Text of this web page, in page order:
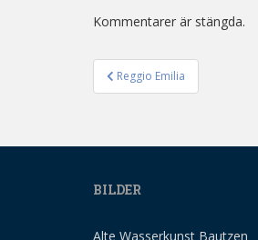
Kommentarer är stängda.
Reggio Emilia
BILDER
Alte Wasserkunst Bautzen